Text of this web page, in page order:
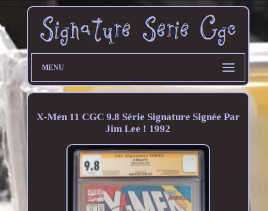
MENU
X-Men 11 CGC 9.8 Série Signature Signée Par
Jim Lee ! 1992